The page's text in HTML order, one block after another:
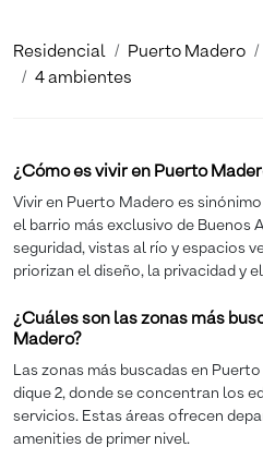
Residencial Puerto Madero
4 ambientes
¿Cómo es vivir en Puerto
Vivir en Puerto Madero es
el barrio más exclusivo de Buenos
seguridad, vistas al río y espacios
priorizan el diseño, la privacidad y
¿Cuáles son las zonas más
Madero?
Las zonas más buscadas en
dique 2, donde se concentran los
servicios. Estas áreas ofrecen
amenities de primer nivel.